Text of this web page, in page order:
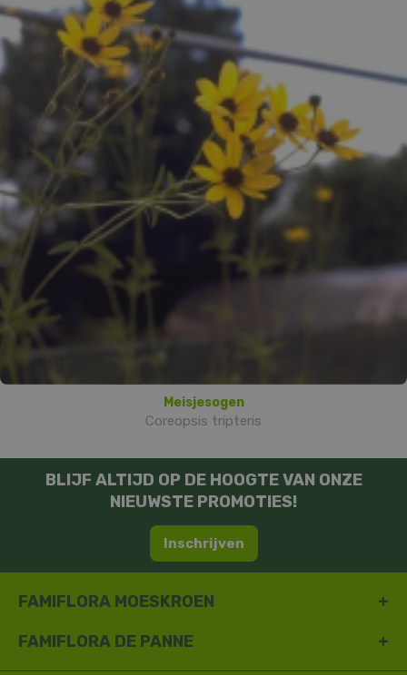
Meisjesogen
Coreopsis tripteris
BLIJF ALTIJD OP DE HOOGTE VAN ONZE
NIEUWSTE PROMOTIES!
Inschrijven
FAMIFLORA MOESKROEN
FAMIFLORA DE PANNE